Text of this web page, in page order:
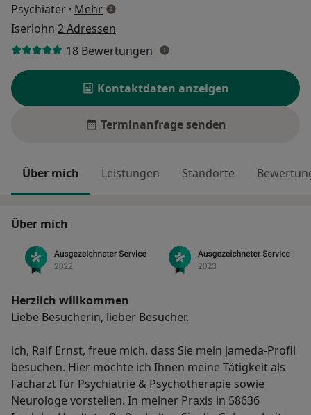
Psychiater · Mehrüber Spezialisierungen
Iserlohn 2 Adressen
18 Bewertungen
Kontaktdaten anzeigen
Terminanfrage senden
Über mich Leistungen Standorte
Über mich
Herzlich willkommen
Liebe Besucherin, lieber Besucher,
ich, Ralf Ernst, freue mich, dass Sie mein jameda-Profil
besuchen. Hier möchte ich Ihnen meine Tätigkeit als
Facharzt für Psychiatrie & Psychotherapie sowie
Neurologe vorstellen. In meiner Praxis in 58636